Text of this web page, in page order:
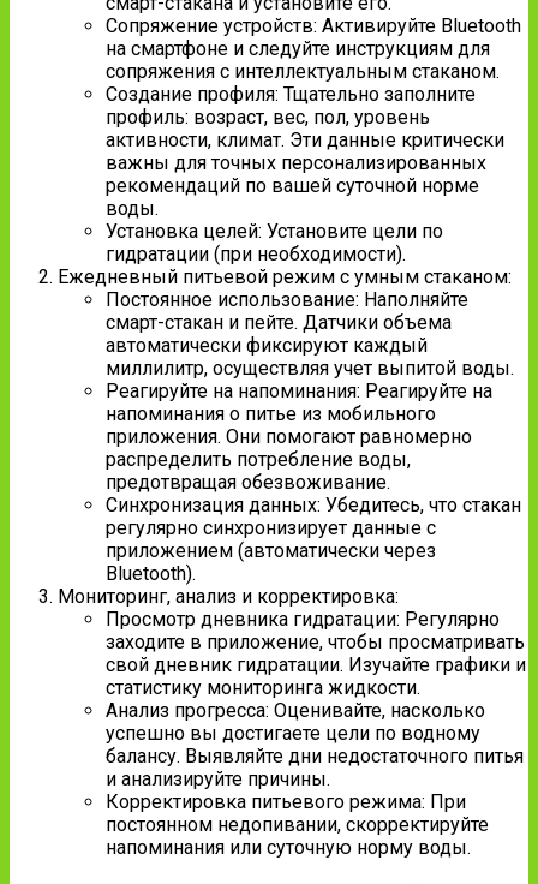
Сопряжение устройств: Активируйте Bluetooth
на смартфоне и следуйте инструкциям для
сопряжения с интеллектуальным стаканом.
Создание профиля: Тщательно заполните
профиль: возраст, вес, пол, уровень
активности, климат. Эти данные критически
важны для точных персонализированных
рекомендаций по вашей суточной норме
воды.
Установка целей: Установите цели по
гидратации (при необходимости).
Ежедневный питьевой режим с умным стаканом:
Постоянное использование: Наполняйте
смарт-стакан и пейте. Датчики объема
автоматически фиксируют каждый
миллилитр, осуществляя учет выпитой воды.
Реагируйте на напоминания: Реагируйте на
напоминания о питье из мобильного
приложения. Они помогают равномерно
распределить потребление воды,
предотвращая обезвоживание.
Синхронизация данных: Убедитесь, что стакан
регулярно синхронизирует данные с
приложением (автоматически через
Bluetooth).
Мониторинг, анализ и корректировка:
Просмотр дневника гидратации: Регулярно
заходите в приложение, чтобы просматривать
свой дневник гидратации. Изучайте графики и
статистику мониторинга жидкости.
Анализ прогресса: Оценивайте, насколько
успешно вы достигаете цели по водному
балансу. Выявляйте дни недостаточного питья
и анализируйте причины.
Корректировка питьевого режима: При
постоянном недопивании, скорректируйте
напоминания или суточную норму воды.